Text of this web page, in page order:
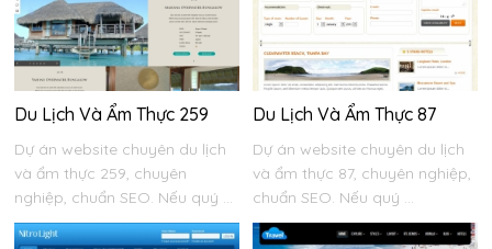
Du Lịch Và Ẩm Thực 259
Dự án website chuyên du lịch
và ẩm thực 259, chuyên
nghiệp, chuẩn SEO. Nếu quý ...
Du Lịch Và Ẩm Thực 87
Dự án website chuyên du lịch
và ẩm thực 87, chuyên nghiệp,
chuẩn SEO. Nếu quý ...